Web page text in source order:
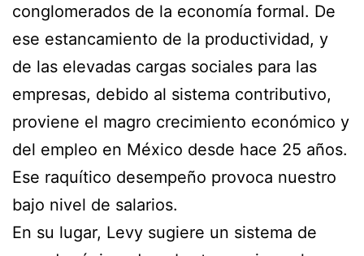
conglomerados de la economía formal. De
ese estancamiento de la productividad, y
de las elevadas cargas sociales para las
empresas, debido al sistema contributivo,
proviene el magro crecimiento económico y
del empleo en México desde hace 25 años.
Ese raquítico desempeño provoca nuestro
bajo nivel de salarios.
En su lugar, Levy sugiere un sistema de